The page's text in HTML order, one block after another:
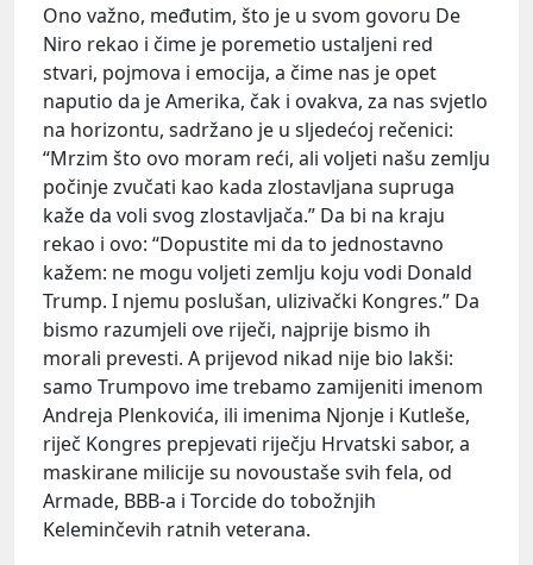
Ono važno, međutim, što je u svom govoru De
Niro rekao i čime je poremetio ustaljeni red
stvari, pojmova i emocija, a čime nas je opet
naputio da je Amerika, čak i ovakva, za nas svjetlo
na horizontu, sadržano je u sljedećoj rečenici:
“Mrzim što ovo moram reći, ali voljeti našu zemlju
počinje zvučati kao kada zlostavljana supruga
kaže da voli svog zlostavljača.” Da bi na kraju
rekao i ovo: “Dopustite mi da to jednostavno
kažem: ne mogu voljeti zemlju koju vodi Donald
Trump. I njemu poslušan, ulizivački Kongres.” Da
bismo razumjeli ove riječi, najprije bismo ih
morali prevesti. A prijevod nikad nije bio lakši:
samo Trumpovo ime trebamo zamijeniti imenom
Andreja Plenkovića, ili imenima Njonje i Kutleše,
riječ Kongres prepjevati riječju Hrvatski sabor, a
maskirane milicije su novoustaše svih fela, od
Armade, BBB-a i Torcide do tobožnjih
Keleminčevih ratnih veterana.